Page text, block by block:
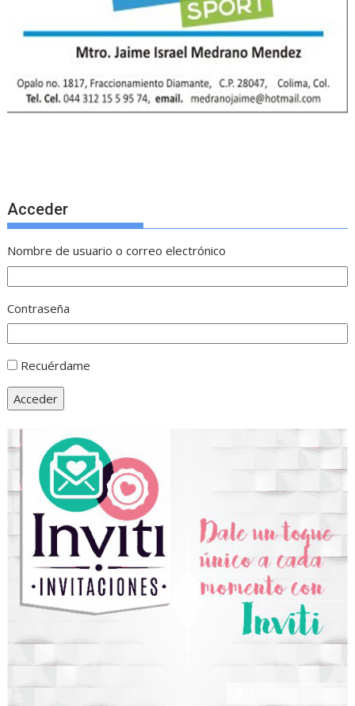
Acceder
Nombre de usuario o correo electrónico
Contraseña
Recuérdame
Acceder